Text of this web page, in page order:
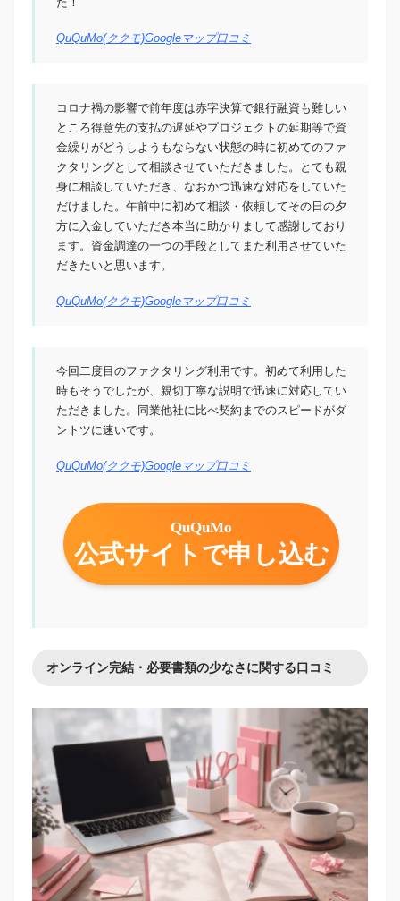
QuQuMo(ククモ)Googleマップ口コミ
コロナ禍の影響で前年度は赤字決算で銀行融資も難しい
ところ得意先の支払の遅延やプロジェクトの延期等で資
金繰りがどうしようもならない状態の時に初めてのファ
クタリングとして相談させていただきました。とても親
身に相談していただき、なおかつ迅速な対応をしていた
だけました。午前中に初めて相談・依頼してその日の夕
方に入金していただき本当に助かりまして感謝しており
ます。資金調達の一つの手段としてまた利用させていた
だきたいと思います。
QuQuMo(ククモ)Googleマップ口コミ
今回二度目のファクタリング利用です。初めて利用した
時もそうでしたが、親切丁寧な説明で迅速に対応してい
ただきました。同業他社に比べ契約までのスピードがダ
ントツに速いです。
QuQuMo(ククモ)Googleマップ口コミ
QuQuMo
公式サイトで申し込む
オンライン完結・必要書類の少なさに関する口コミ